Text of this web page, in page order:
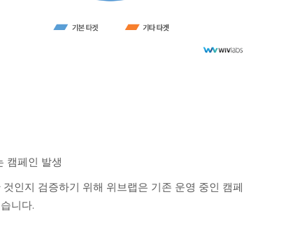
캠페인 발생
인지 검증하기 위해 위브랩은 기존 운영 중인 캠페
니다.